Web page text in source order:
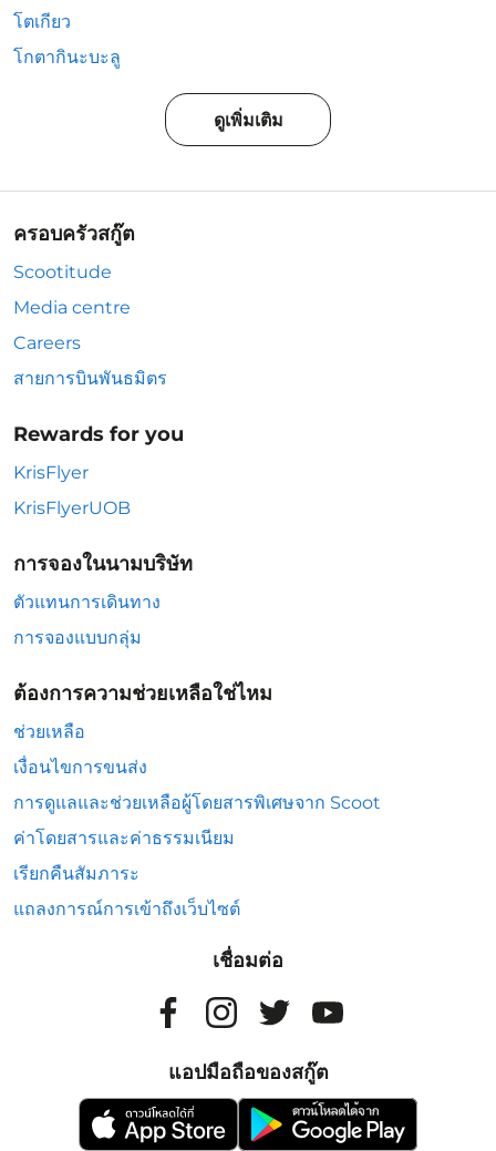
โตเกียว
โกตากินะบะลู
ดูเพิ่มเติม
ครอบครัวสกู๊ต
Scootitude
Media centre
Careers
สายการบินพันธมิตร
Rewards for you
KrisFlyer
KrisFlyerUOB
การจองในนามบริษัท
ตัวแทนการเดินทาง
การจองแบบกลุ่ม
ต้องการความช่วยเหลือใช่ไหม
ช่วยเหลือ
เงื่อนไขการขนส่ง
การดูแลและช่วยเหลือผู้โดยสารพิเศษจาก Scoot
ค่าโดยสารและค่าธรรมเนียม
เรียกคืนสัมภาระ
แถลงการณ์การเข้าถึงเว็บไซต์
เชื่อมต่อ
แอปมือถือของสกู๊ต